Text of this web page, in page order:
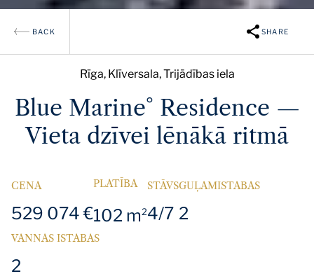
BACK SHARE
Rīga, Klīversala, Trijādības iela
Blue Marine° Residence —
Vieta dzīvei lēnākā ritmā
CENA
529 074 €
PLATĪBA
102 m2
STĀVS
4/7
GUĻAMISTABAS
2
VANNAS ISTABAS
2